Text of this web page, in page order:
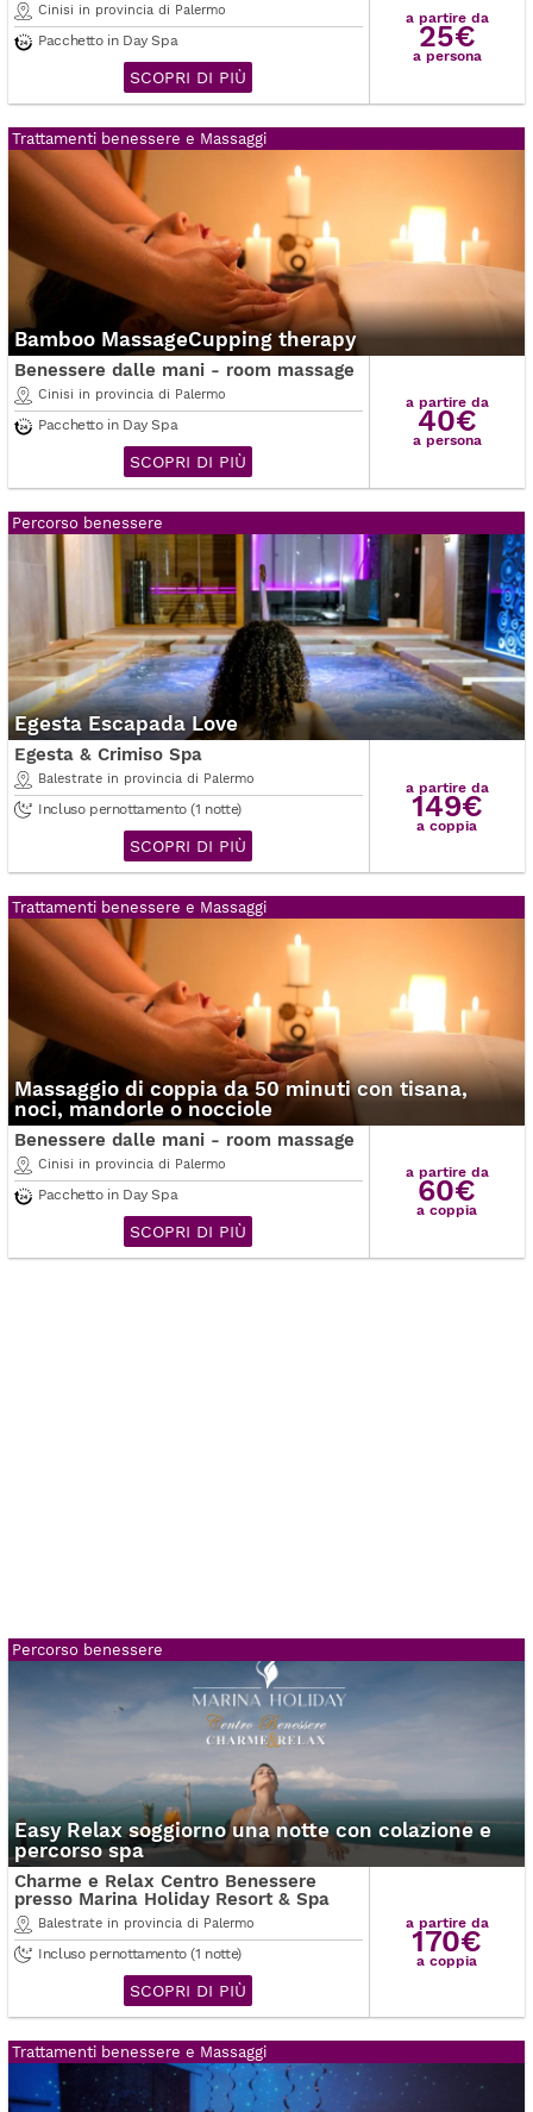
Cinisi in provincia di Palermo
Pacchetto in Day Spa
SCOPRI DI PIÙ
a partire da
25€
a persona
Trattamenti benessere e Massaggi
Bamboo MassageCupping therapy
Benessere dalle mani - room massage
Cinisi in provincia di Palermo
Pacchetto in Day Spa
SCOPRI DI PIÙ
a partire da
40€
a persona
Percorso benessere
Egesta Escapada Love
Egesta & Crimiso Spa
Balestrate in provincia di Palermo
Incluso pernottamento (1 notte)
SCOPRI DI PIÙ
a partire da
149€
a coppia
Trattamenti benessere e Massaggi
Massaggio di coppia da 50 minuti con tisana,
noci, mandorle o nocciole
Benessere dalle mani - room massage
Cinisi in provincia di Palermo
Pacchetto in Day Spa
SCOPRI DI PIÙ
a partire da
60€
a coppia
Percorso benessere
Easy Relax soggiorno una notte con colazione e
percorso spa
Charme e Relax Centro Benessere
presso Marina Holiday Resort & Spa
Balestrate in provincia di Palermo
Incluso pernottamento (1 notte)
SCOPRI DI PIÙ
a partire da
170€
a coppia
Trattamenti benessere e Massaggi